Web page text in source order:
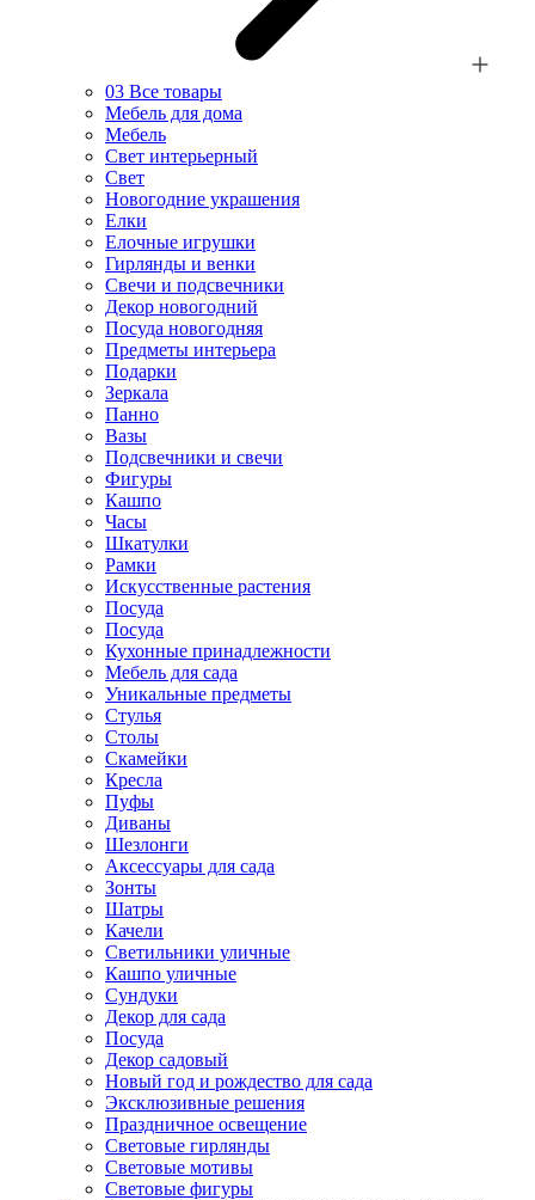
03 Все товары
Мебель для дома
Мебель
Свет интерьерный
Свет
Новогодние украшения
Елки
Елочные игрушки
Гирлянды и венки
Свечи и подсвечники
Декор новогодний
Посуда новогодняя
Предметы интерьера
Подарки
Зеркала
Панно
Вазы
Подсвечники и свечи
Фигуры
Кашпо
Часы
Шкатулки
Рамки
Искусственные растения
Посуда
Посуда
Кухонные принадлежности
Мебель для сада
Уникальные предметы
Стулья
Столы
Скамейки
Кресла
Пуфы
Диваны
Шезлонги
Аксессуары для сада
Зонты
Шатры
Качели
Cветильники уличные
Кашпо уличные
Сундуки
Декор для сада
Посуда
Декор садовый
Новый год и рождество для сада
Эксклюзивные решения
Праздничное освещение
Световые гирлянды
Световые мотивы
Световые фигуры